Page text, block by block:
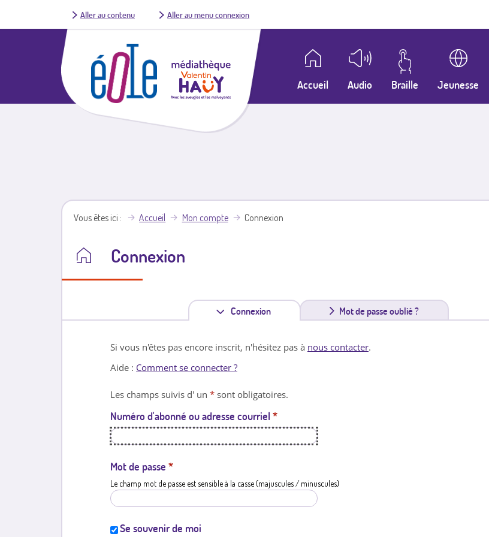
Aller au contenu Aller au menu connexion
Accueil Audio Braille Jeunesse
Vous êtes ici Accueil Mon compte Connexion
Connexion
Connexion
n
l
e
Mot de passe oublié ?
Si vous n'êtes pas encore inscrit, n'hésitez pas à nous contacter.
Aide : Comment se connecter ?
Les champs suivis d' un * sont obligatoires.
Numéro d'abonné ou adresse courriel *
Mot de passe *
Le champ mot de passe est sensible à la casse (majuscules / minuscules)
Se souvenir de moi